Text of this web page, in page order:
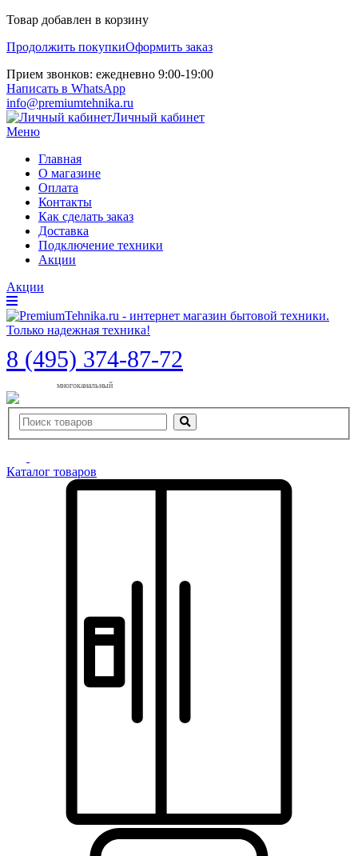
Товар добавлен в корзину
Продолжить покупкиОформить заказ
Прием звонков: ежедневно 9:00-19:00
Написать в WhatsApp
info@premiumtehnika.ru
Личный кабинет
Меню
Главная
О магазине
Оплата
Контакты
Как сделать заказ
Доставка
Подключение техники
Акции
Акции
8 (495) 374-87-72
многоканальный
Каталог товаров